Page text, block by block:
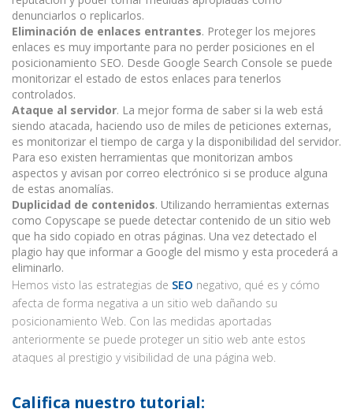
denunciarlos o replicarlos.
Eliminación de enlaces entrantes. Proteger los mejores
enlaces es muy importante para no perder posiciones en el
posicionamiento SEO. Desde Google Search Console se puede
monitorizar el estado de estos enlaces para tenerlos
controlados.
Ataque al servidor. La mejor forma de saber si la web está
siendo atacada, haciendo uso de miles de peticiones externas,
es monitorizar el tiempo de carga y la disponibilidad del servidor.
Para eso existen herramientas que monitorizan ambos
aspectos y avisan por correo electrónico si se produce alguna
de estas anomalías.
Duplicidad de contenidos. Utilizando herramientas externas
como Copyscape se puede detectar contenido de un sitio web
que ha sido copiado en otras páginas. Una vez detectado el
plagio hay que informar a Google del mismo y esta procederá a
eliminarlo.
Hemos visto las estrategias de SEO negativo, qué es y cómo
afecta de forma negativa a un sitio web dañando su
posicionamiento Web. Con las medidas aportadas
anteriormente se puede proteger un sitio web ante estos
ataques al prestigio y visibilidad de una página web.
Califica nuestro tutorial: